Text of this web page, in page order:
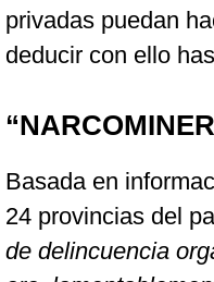
privadas puedan
deducir con ello
Basada en
24 provincias del
de delincuencia